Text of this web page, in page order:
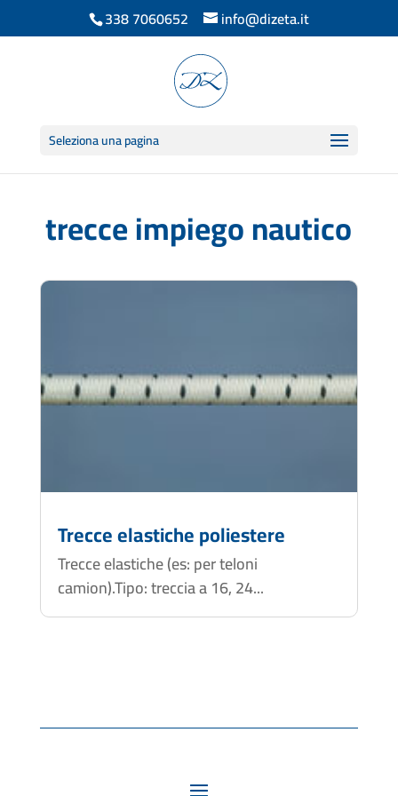
338 7060652 info@dizeta.it
Seleziona una pagina
trecce impiego nautico
Trecce elastiche poliestere
Trecce elastiche (es: per teloni
camion).Tipo: treccia a 16, 24...